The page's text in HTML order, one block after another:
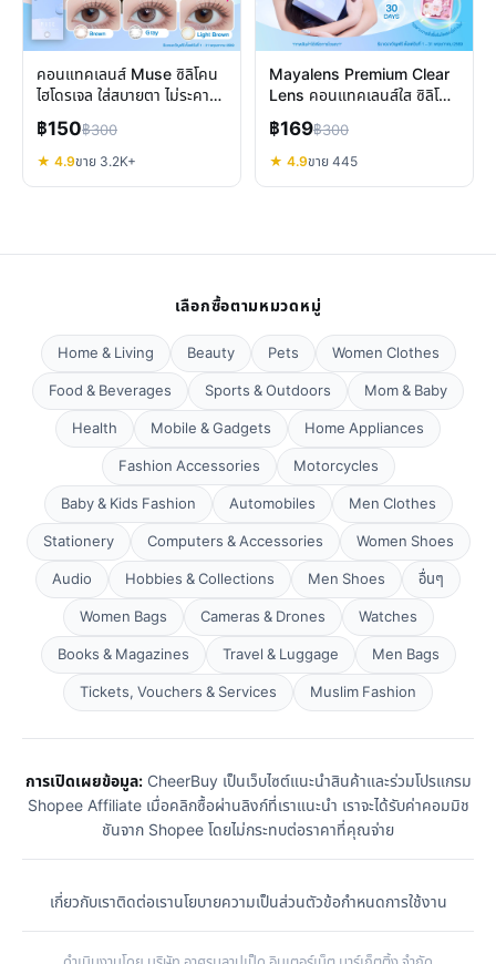
คอนแทคเลนส์ Muse ซิลิโคน
ไฮโดรเจล ใส่สบายตา ไม่ระคาย
เคือง เลนส์รายเดือน
฿150฿300
★ 4.9ขาย 3.2K+
Mayalens Premium Clear
Lens คอนแทคเลนส์ใส ซิลิโคน
ไฮโดรเจล สบายตา
฿169฿300
★ 4.9ขาย 445
เลือกซื้อตามหมวดหมู่
Home & Living Beauty Pets
Women Clothes
Food & Beverages
Sports & Outdoors
Mom & Baby
Health
Mobile & Gadgets
Home Appliances
Fashion Accessories
Motorcycles
Baby & Kids Fashion
Automobiles
Men Clothes
Stationery
Computers & Accessories
Women Shoes
Audio
Hobbies & Collections Men Shoes
อื่นๆ
Women Bags
Cameras & Drones
Watches
Books & Magazines
Travel & Luggage
Men Bags
Tickets, Vouchers & Services
Muslim Fashion
การเปิดเผยข้อมูล:CheerBuy เป็นเว็บไซต์แนะนำสินค้าและร่วมโปรแกรม
Shopee Affiliate เมื่อคลิกซื้อผ่านลิงก์ที่เราแนะนำ เราจะได้รับค่าคอมมิช
ชันจาก Shopee โดยไม่กระทบต่อราคาที่คุณจ่าย
เกี่ยวกับเราติดต่อเรานโยบายความเป็นส่วนตัวข้อกำหนดการใช้งาน